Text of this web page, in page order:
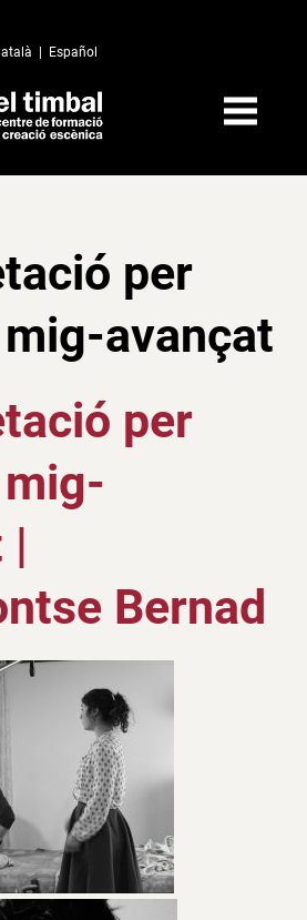
Español
per
avançat
per
|
Bernad